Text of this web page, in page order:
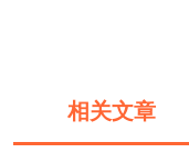
相关文章